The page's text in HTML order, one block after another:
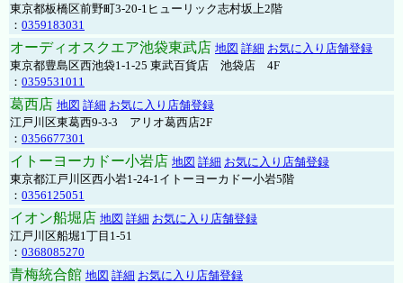
東京都板橋区前野町3-20-1ヒューリック志村坂上2階
： 0359183031
オーディオスクエア池袋東武店 地図 詳細 お気に入り店舗登録
東京都豊島区西池袋1-1-25 東武百貨店 池袋店 4F
： 0359531011
葛西店 地図 詳細 お気に入り店舗登録
江戸川区東葛西9-3-3 アリオ葛西店2F
： 0356677301
イトーヨーカドー小岩店 地図 詳細 お気に入り店舗登録
東京都江戸川区西小岩1-24-1イトーヨーカドー小岩5階
： 0356125051
イオン船堀店 地図 詳細 お気に入り店舗登録
江戸川区船堀1丁目1-51
： 0368085270
青梅統合館 地図 詳細 お気に入り店舗登録